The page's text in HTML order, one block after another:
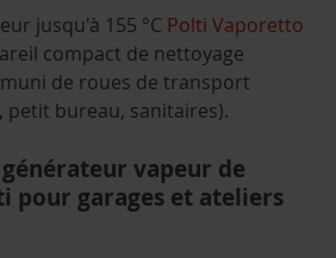
jusqu'à 155 °C Polti Vaporetto
compact de nettoyage
de roues de transport
petit bureau, sanitaires).
vapeur de
pour garages et ateliers